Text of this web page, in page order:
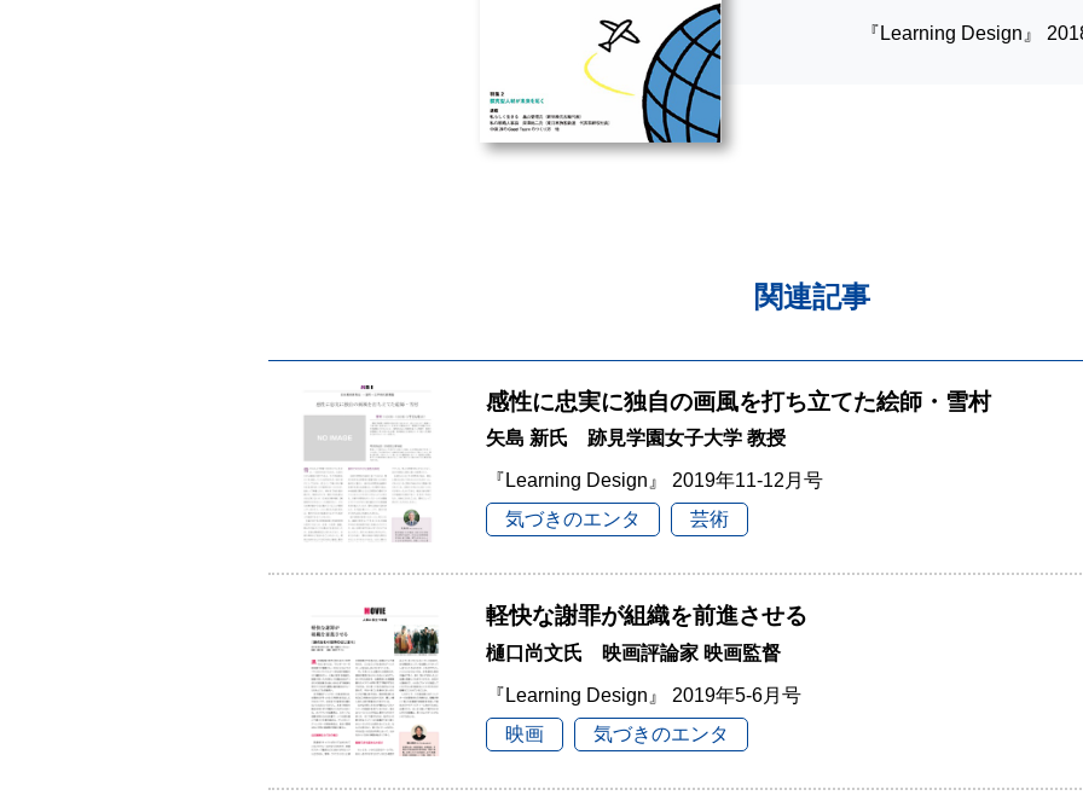
『Learning Design』
関連記事
感性に忠実に独自の画風を打ち立てた絵師・雪村
矢島 新氏 跡見学園女子大学 教授
『Learning Design』 2019年11-12月号
気づきのエンタ
芸術
軽快な謝罪が組織を前進させる
樋口尚文氏 映画評論家 映画監督
『Learning Design』 2019年5-6月号
映画
気づきのエンタ